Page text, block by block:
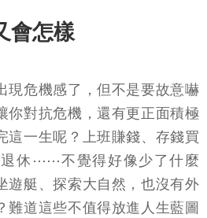
會怎樣
現危機感了，但不是要故意嚇
你對抗危機，還有更正面積極
這一生呢？上班賺錢、存錢買
退休⋯⋯不覺得好像少了什麼
遊艇、探索大自然，也沒有外
難道這些不值得放進人生藍圖